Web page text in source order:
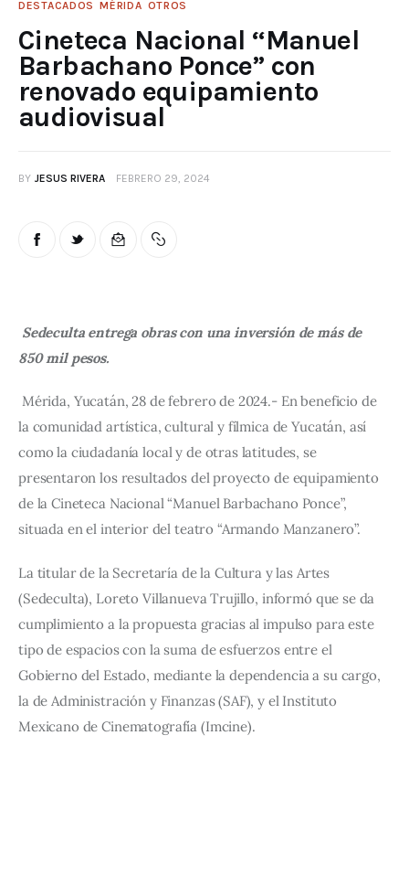
DESTACADOS MÉRIDA OTROS
Cineteca Nacional “Manuel
Barbachano Ponce” con
renovado equipamiento
audiovisual
BY JESUS RIVERA FEBRERO 29, 2024
Sedeculta entrega obras con una inversión de más de
850 mil pesos.
Mérida, Yucatán, 28 de febrero de 2024.- En beneficio de
la comunidad artística, cultural y fílmica de Yucatán, así
como la ciudadanía local y de otras latitudes, se
presentaron los resultados del proyecto de equipamiento
de la Cineteca Nacional “Manuel Barbachano Ponce”,
situada en el interior del teatro “Armando Manzanero”.
La titular de la Secretaría de la Cultura y las Artes
(Sedeculta), Loreto Villanueva Trujillo, informó que se da
cumplimiento a la propuesta gracias al impulso para este
tipo de espacios con la suma de esfuerzos entre el
Gobierno del Estado, mediante la dependencia a su cargo,
la de Administración y Finanzas (SAF), y el Instituto
Mexicano de Cinematografía (Imcine).